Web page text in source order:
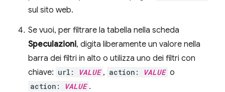
sul sito web.
Se vuoi, per filtrare la tabella nella scheda
Speculazioni, digita liberamente un valore nella
barra dei filtri in alto o utilizza uno dei filtri con
chiave: url: VALUE , action: VALUE o
action: VALUE .